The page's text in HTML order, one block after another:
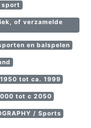
sport
of verzamelde
en balspelen
tot ca. 1999
tot c 2050
/ Sports